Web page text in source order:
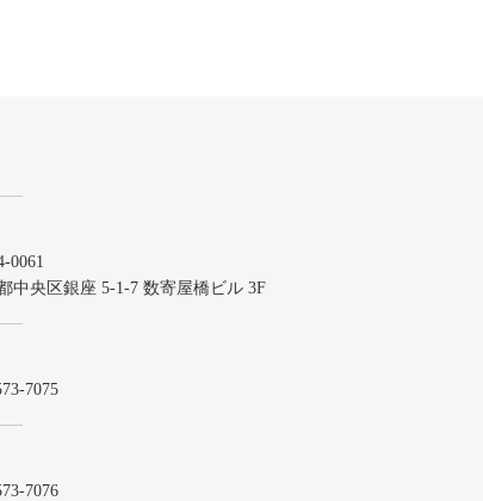
0061
中央区銀座 5-1-7 数寄屋橋ビル 3F
7075
7076